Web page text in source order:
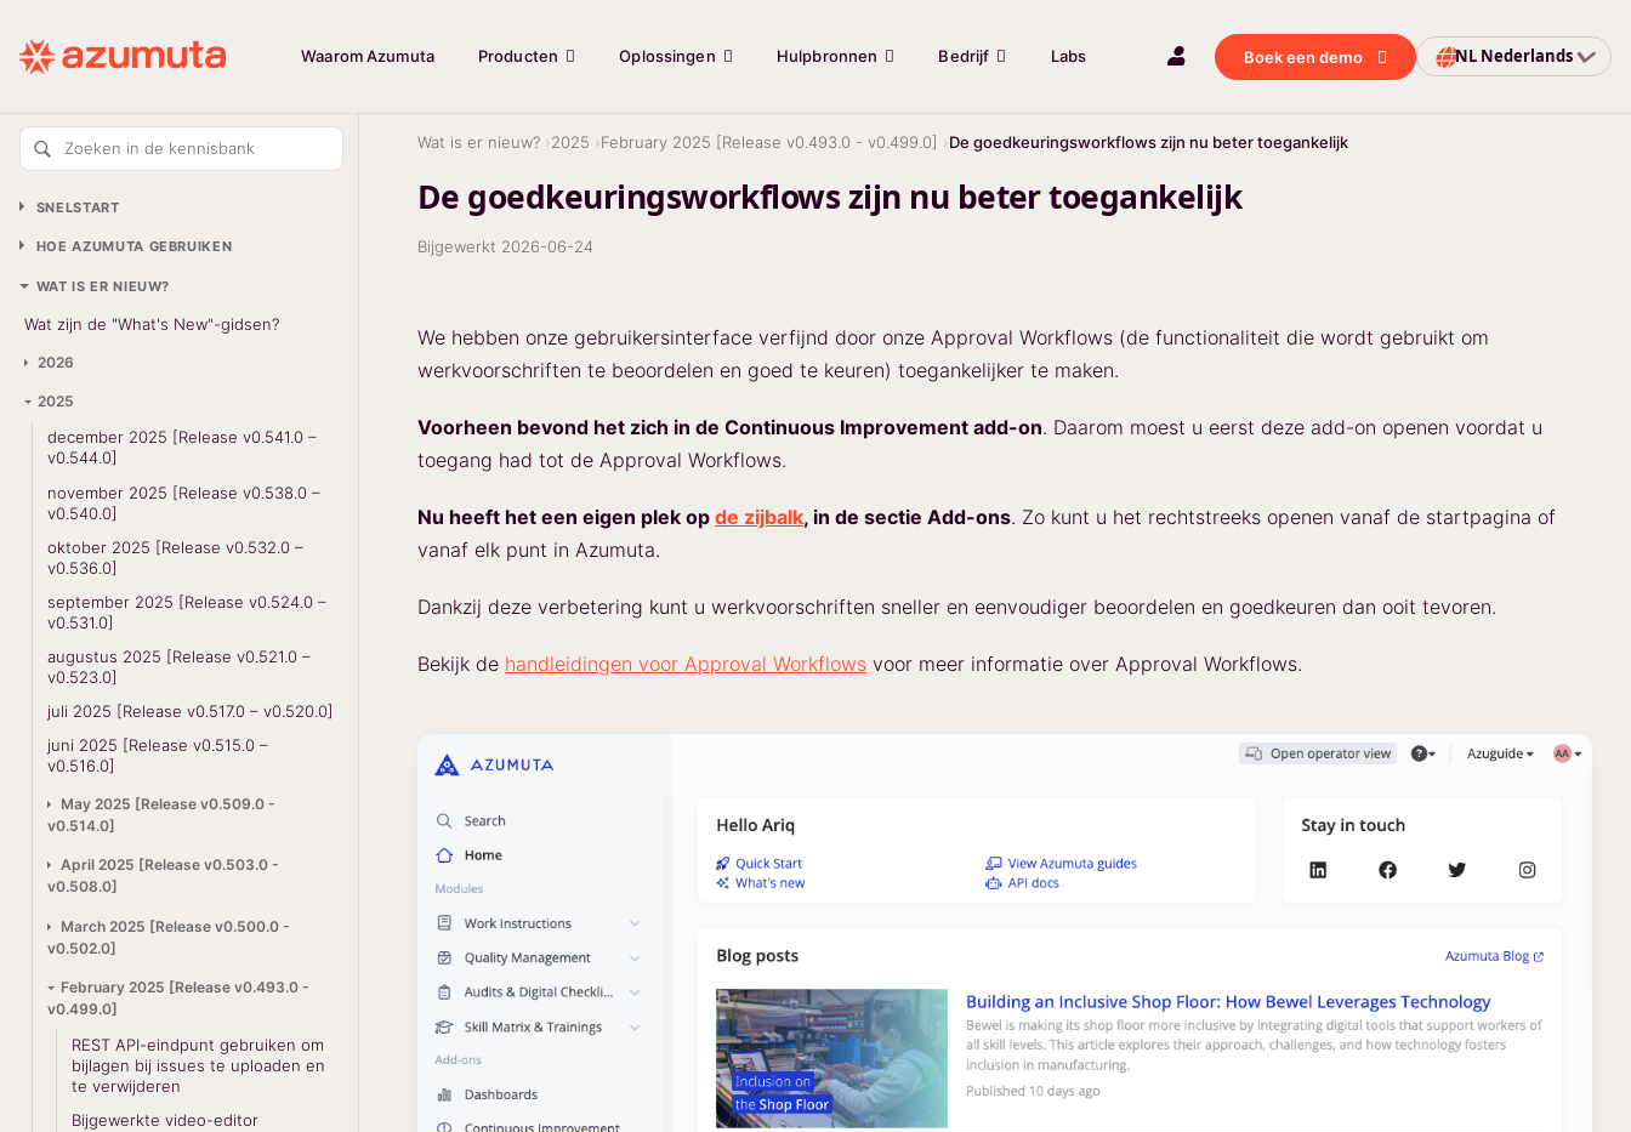
Waarom Azumuta Producten Oplossingen Hulpbronnen Bedrijf Labs Boek een demo NL Nederlands
Zoeken in de kennisbank
SNELSTART
HOE AZUMUTA GEBRUIKEN
WAT IS ER NIEUW?
Wat zijn de "What's New"-gidsen?
2026
2025
december 2025 [Release v0.541.0 –
v0.544.0]
november 2025 [Release v0.538.0 –
v0.540.0]
oktober 2025 [Release v0.532.0 –
v0.536.0]
september 2025 [Release v0.524.0 –
v0.531.0]
augustus 2025 [Release v0.521.0 –
v0.523.0]
juli 2025 [Release v0.517.0 – v0.520.0]
juni 2025 [Release v0.515.0 –
v0.516.0]
May 2025 [Release v0.509.0 -
v0.514.0]
April 2025 [Release v0.503.0 -
v0.508.0]
March 2025 [Release v0.500.0 -
v0.502.0]
February 2025 [Release v0.493.0 -
v0.499.0]
REST API-eindpunt gebruiken om
bijlagen bij issues te uploaden en
te verwijderen
Bijgewerkte video-editor
Wat is er nieuw? 2025 February 2025 [Release v0.493.0 - v0.499.0] De goedkeuringsworkflows zijn nu beter toegankelijk
De goedkeuringsworkflows zijn nu beter toegankelijk
Bijgewerkt 2026-06-24
We hebben onze gebruikersinterface verfijnd door onze Approval Workflows (de functionaliteit die wordt gebruikt om
werkvoorschriften te beoordelen en goed te keuren) toegankelijker te maken.
Voorheen bevond het zich in de Continuous Improvement add-on. Daarom moest u eerst deze add-on openen voordat u
toegang had tot de Approval Workflows.
Nu heeft het een eigen plek op de zijbalk, in de sectie Add-ons. Zo kunt u het rechtstreeks openen vanaf de startpagina of
vanaf elk punt in Azumuta.
Dankzij deze verbetering kunt u werkvoorschriften sneller en eenvoudiger beoordelen en goedkeuren dan ooit tevoren.
Bekijk de handleidingen voor Approval Workflows voor meer informatie over Approval Workflows.